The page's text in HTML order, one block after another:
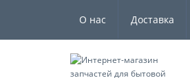
О нас Доставка